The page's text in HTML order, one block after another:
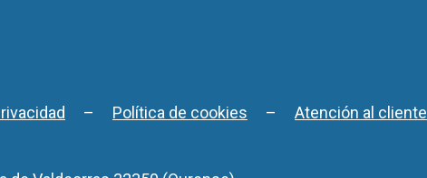
– Política de cookies – Atención al cliente